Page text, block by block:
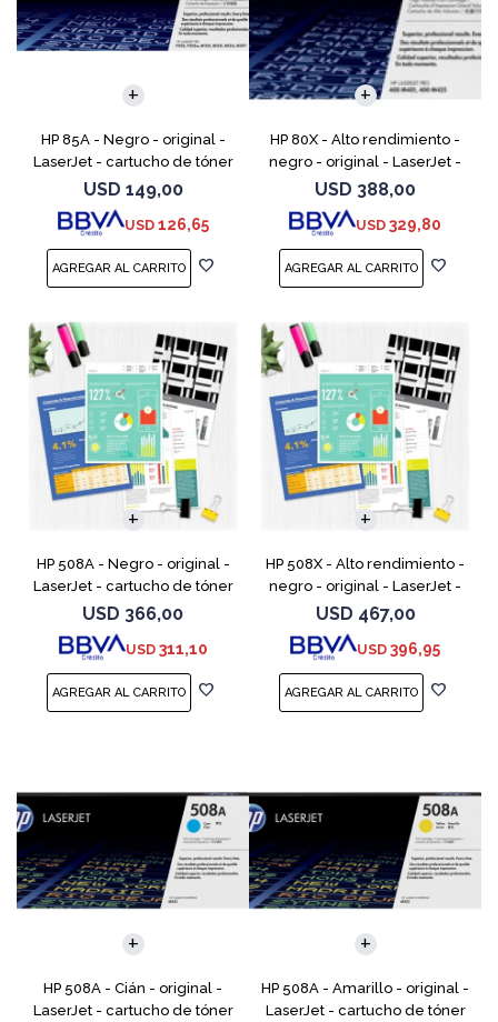
HP 85A - Negro - original -
LaserJet - cartucho de tóner
(CE285A) - para LaserJet Pro
M1132 MFP, M1212nf MFP,
M1217nfw MFP, P110
USD 149,00
USD 126,65
HP 80X - Alto rendimiento -
negro - original - LaserJet -
cartucho de tóner (CF280X) -
para LaserJet Pro 400 M401,
MFP M425
USD 388,00
USD 329,80
HP 508A - Negro - original -
LaserJet - cartucho de tóner
(CF360A) - para Color
LaserJet Enterprise MFP M577;
LaserJet Enterpris
USD 366,00
USD 311,10
HP 508X - Alto rendimiento -
negro - original - LaserJet -
cartucho de tóner (CF360X) -
para Color LaserJet
Enterprise MFP M577;
USD 467,00
USD 396,95
HP 508A - Cián - original -
LaserJet - cartucho de tóner
HP 508A - Amarillo - original -
LaserJet - cartucho de tóner